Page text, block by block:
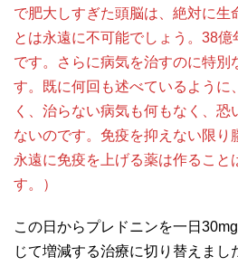
で肥大しすぎた頭脳は、絶対に生
とは永遠に不可能でしょう。38
です。さらに病気を治すのに特別
す。既に何回も述べているように
く、治らない病気も何もなく、恐
ないのです。免疫を抑えない限り
永遠に免疫を上げる薬は作ること
す。）
この日からプレドニンを一日
じて増減する治療に切り替えまし